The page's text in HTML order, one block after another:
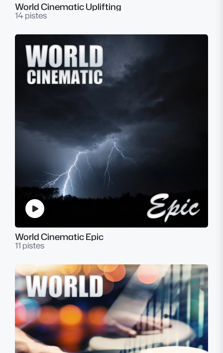
World Cinematic Uplifting
14 pistes
World Cinematic Epic
11 pistes